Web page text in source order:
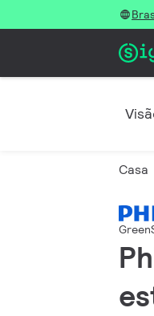
Casa